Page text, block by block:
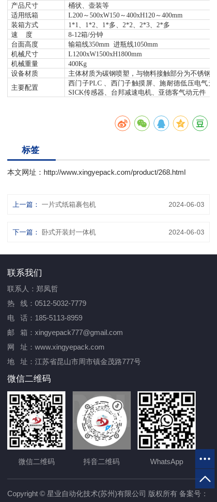
产品尺寸
桶状、壶装等
适用纸箱
L200～ 500xW150～400xH1 20～ 400mm
装箱方式
1*1、1*2、1*多、2*2、2*3、2*多
速
度 8-12箱/分钟
台面高度
输箱线350mm 进瓶线1050mm
机械尺寸
L1200xW1500xH1 800mm
机械重量
400Kg
设备材质
主体材质为碳钢喷塑，与物料接触部分为不锈钢
主要配置
西门子PLC 、西门子触摸屏、施耐德低压电气
SICK传感器、台邦减速电机、亚德客气动元件
标签
本文网址： http://www.xingyepack.com/product/268.html
上一篇： 一片式纸箱裹包机 2024-06-03
下一篇： 卧式开装封一体机 2024-06-03
联系我们
联系人：郑凤哲
热 线：0512-5032-7779
电 话：185-5113-8959
邮 箱：xingyepack777@gmail.com
网 址：www.xingyepack.com
地 址：江苏省昆山市周市镇金茂路777号
微信二维码
微信二维码 抖音二维码 WhatsApp
Copyright © 星业自动化技术(苏州)有限公司 版权所有 备案号：